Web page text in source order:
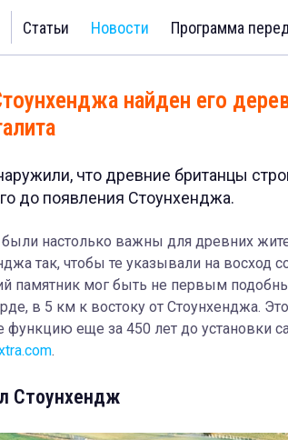
Статьи Новости Программа
найден его
что древние британцы
до появления Стоунхенджа.
настолько важны для древних
так, чтобы те указывали на
памятник мог быть не первым
в 5 км к востоку от Стоунхенджа.
функцию еще за 450 лет до установки
.
Стоунхендж